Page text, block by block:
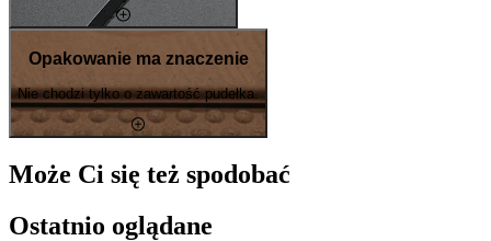
Opakowanie ma znaczenie
Nie chodzi tylko o zawartość pudełka.
Może Ci się też spodobać
Ostatnio oglądane